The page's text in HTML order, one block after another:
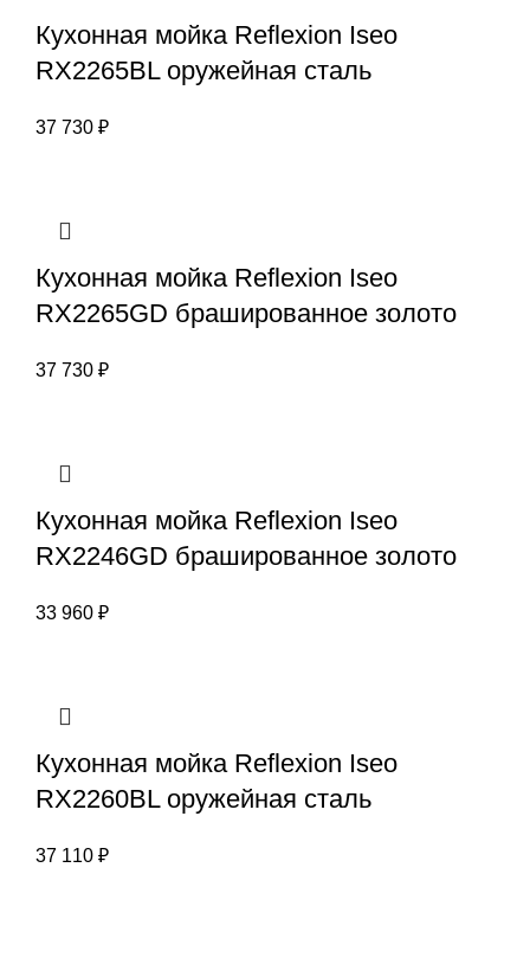
Кухонная мойка Reflexion Iseo
RX2265BL оружейная сталь
37 730 ₽
Кухонная мойка Reflexion Iseo
RX2265GD брашированное золото
37 730 ₽
Кухонная мойка Reflexion Iseo
RX2246GD брашированное золото
33 960 ₽
Кухонная мойка Reflexion Iseo
RX2260BL оружейная сталь
37 110 ₽